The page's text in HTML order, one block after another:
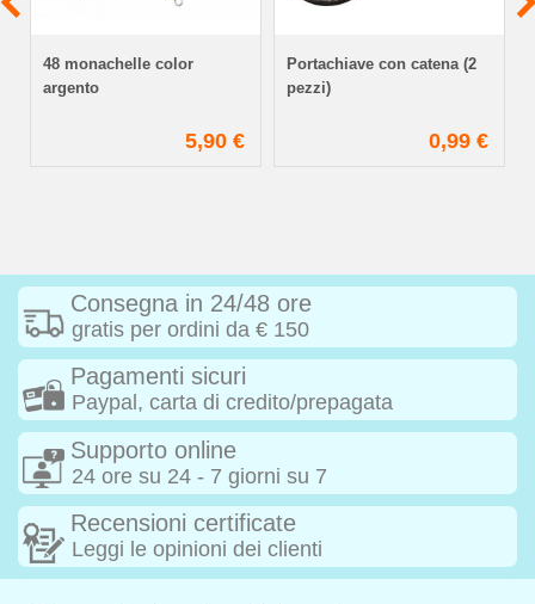
48 monachelle color
argento
5,90 €
Portachiave con catena (2
pezzi)
0,99 €
Consegna in 24/48 ore
gratis per ordini da € 150
Pagamenti sicuri
Paypal, carta di credito/prepagata
Supporto online
24 ore su 24 - 7 giorni su 7
Recensioni certificate
Leggi le opinioni dei clienti